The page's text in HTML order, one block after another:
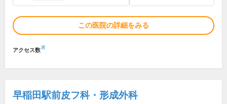
この医院の詳細をみる
アクセス数※
早稲田駅前皮フ科・形成外科